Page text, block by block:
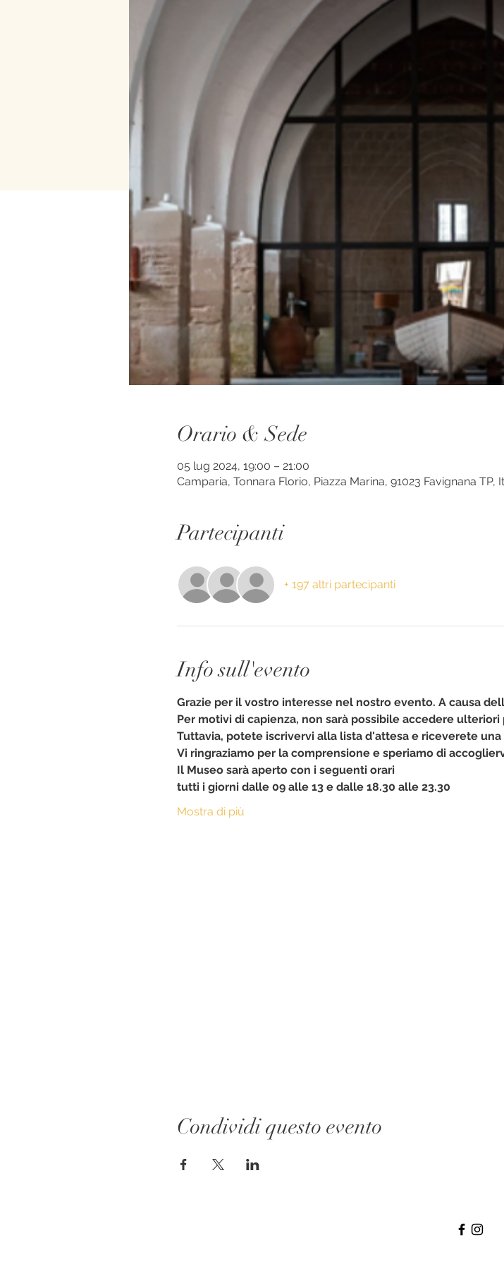
Orario & Sede
05 lug 2024, 19:00 – 21:00
Camparia, Tonnara Florio, Piazza Marina, 91023 Favignana TP,
Partecipanti
+ 197 altri partecipanti
Info sull'evento
Grazie per il vostro interesse nel nostro evento. A causa
Per motivi di capienza, non sarà possibile accedere ulteriori
Tuttavia, potete iscrivervi alla lista d'attesa e riceverete
Vi ringraziamo per la comprensione e speriamo di
Il Museo sarà aperto con i seguenti orari
tutti i giorni dalle 09 alle 13 e dalle 18.30 alle 23.30
Mostra di più
Condividi questo evento